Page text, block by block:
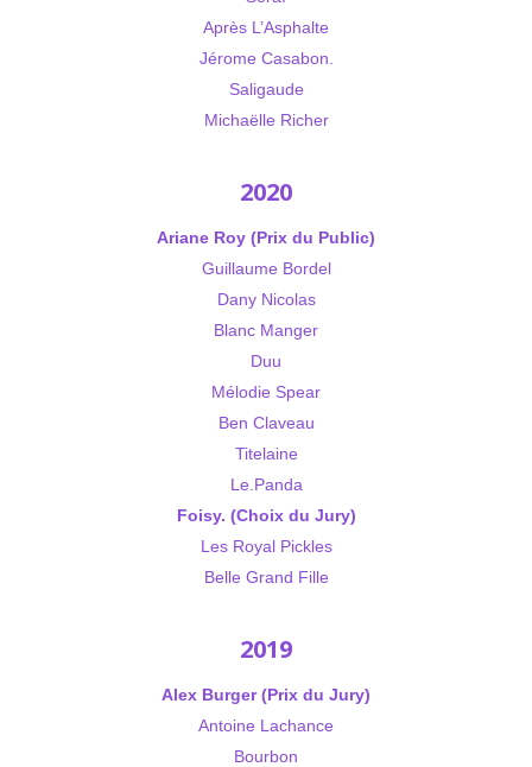
Après L’Asphalte
Jérome Casabon.
Saligaude
Michaëlle Richer
2020
Ariane Roy (Prix du Public)
Guillaume Bordel
Dany Nicolas
Blanc Manger
Duu
Mélodie Spear
Ben Claveau
Titelaine
Le.Panda
Foisy. (Choix du Jury)
Les Royal Pickles
Belle Grand Fille
2019
Alex Burger (Prix du Jury)
Antoine Lachance
Bourbon